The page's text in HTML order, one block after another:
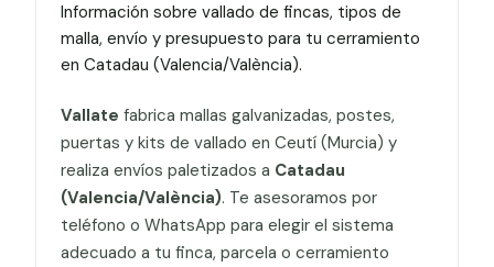
Información sobre vallado de fincas, tipos de
malla, envío y presupuesto para tu cerramiento
en Catadau (Valencia/València).
Vallate fabrica mallas galvanizadas, postes,
puertas y kits de vallado en Ceutí (Murcia) y
realiza envíos paletizados a Catadau
(Valencia/València). Te asesoramos por
teléfono o WhatsApp para elegir el sistema
adecuado a tu finca, parcela o cerramiento